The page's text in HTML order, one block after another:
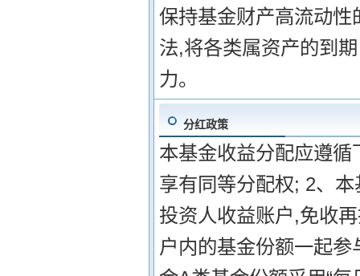
保持基金财产高流动
法,将各类属资产的到
力。
分红政策
本基金收益分配应遵
享有同等分配权; 2、
投资人收益账户,免收
户内的基金份额一起